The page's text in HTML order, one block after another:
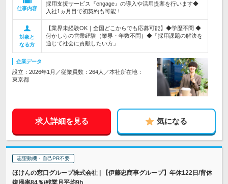
仕事内容
採用支援サービス『engage』の導入や活用提案を行います◆
入社1ヵ月目で初契約も可能！
対象と
なる方
【業界未経験OK｜全国どこからでも応募可能】◆学歴不問 ◆
何かしらの営業経験（業界・年数不問）◆「採用課題の解決を
通じて社会に貢献したい方」
企業データ
設立：2026年1月／従業員数：264人／本社所在地：
東京都
求人詳細を見る 気になる
志望動機・自己PR不要
ほけんの窓口グループ株式会社 | 【伊藤忠商事グループ】年休122日/育休
復帰率84％/残業月平均9h